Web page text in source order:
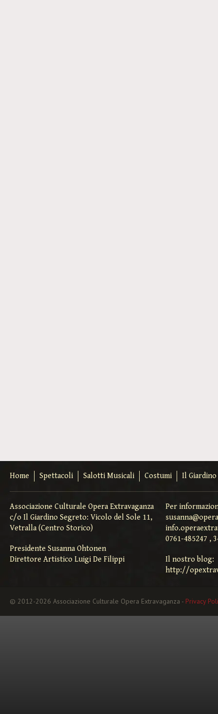
Home Spettacoli Salotti Musicali Costumi Il
Associazione Culturale Opera Extravaganza
c/o Il Giardino Segreto: Vicolo del Sole 11,
Vetralla (Centro Storico)
Presidente Susanna Ohtonen
Direttore Artistico Luigi De Filippi
Per
0761-485247 ,
Il nostro blog:
http://
© 2012-2026 Associazione Culturale Opera Extravaganza - Privacy